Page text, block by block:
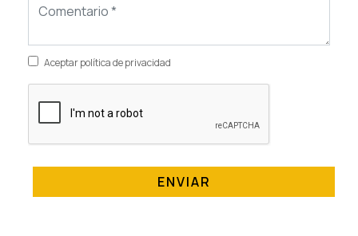
Aceptar política de privacidad
ENVIAR